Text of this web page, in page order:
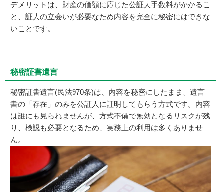
デメリットは、財産の価額に応じた公証人手数料がかかるこ
と、証人の立会いが必要なため内容を完全に秘密にはできな
いことです。
秘密証書遺言
秘密証書遺言(民法970条)は、内容を秘密にしたまま、遺言
書の「存在」のみを公証人に証明してもらう方式です。内容
は誰にも見られませんが、方式不備で無効となるリスクが残
り、検認も必要となるため、実務上の利用は多くありませ
ん。